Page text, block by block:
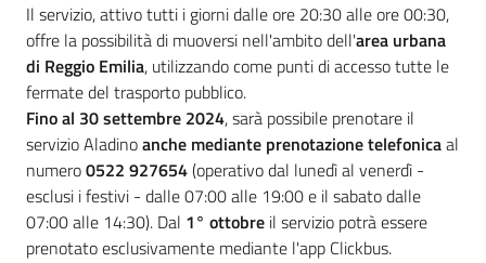
Il servizio, attivo tutti i giorni dalle ore 20:30 alle ore 00:30,
offre la possibilità di muoversi nell'ambito dell'area urbana
di Reggio Emilia, utilizzando come punti di accesso tutte le
fermate del trasporto pubblico.
Fino al 30 settembre 2024, sarà possibile prenotare il
servizio Aladinoanche mediante prenotazione telefonicaal
numero0522 927654(operativo dal lunedì al venerdì -
esclusi i festivi - dalle 07:00 alle 19:00 e il sabato dalle
07:00 alle 14:30). Dal 1° ottobre il servizio potrà essere
prenotato esclusivamente mediante l'app Clickbus.